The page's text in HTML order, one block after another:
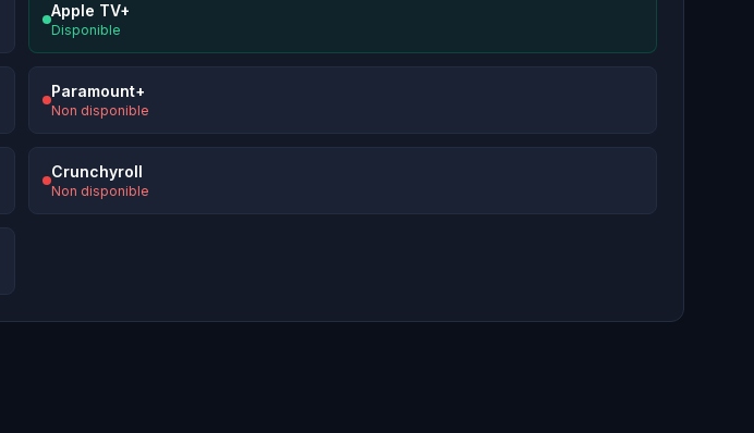
Apple TV+
Disponible
Paramount+
Non disponible
Crunchyroll
Non disponible